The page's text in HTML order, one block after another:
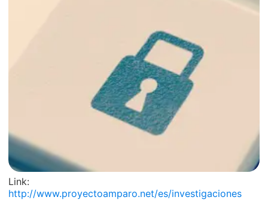
Link:
http://www.proyectoamparo.net/es/investigaciones